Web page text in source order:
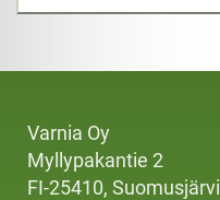
Varnia Oy
Myllypakantie 2
FI-25410, Suomusjärvi